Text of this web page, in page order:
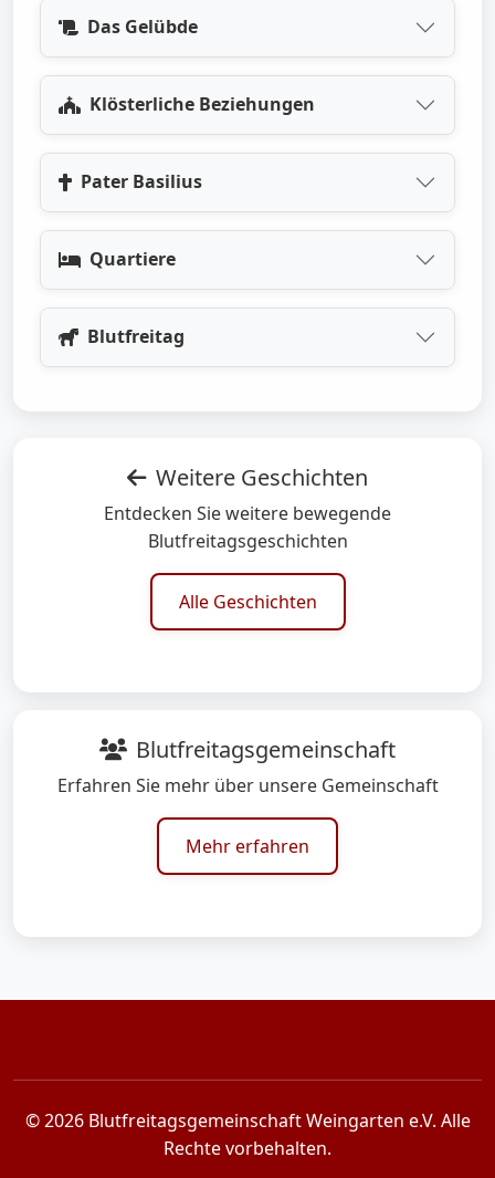
Das Gelübde
Klösterliche Beziehungen
Pater Basilius
Quartiere
Blutfreitag
Weitere Geschichten
Entdecken Sie weitere bewegende
Blutfreitagsgeschichten
Alle Geschichten
Blutfreitagsgemeinschaft
Erfahren Sie mehr über unsere Gemeinschaft
Mehr erfahren
© 2026 Blutfreitagsgemeinschaft Weingarten e.V. Alle
Rechte vorbehalten.